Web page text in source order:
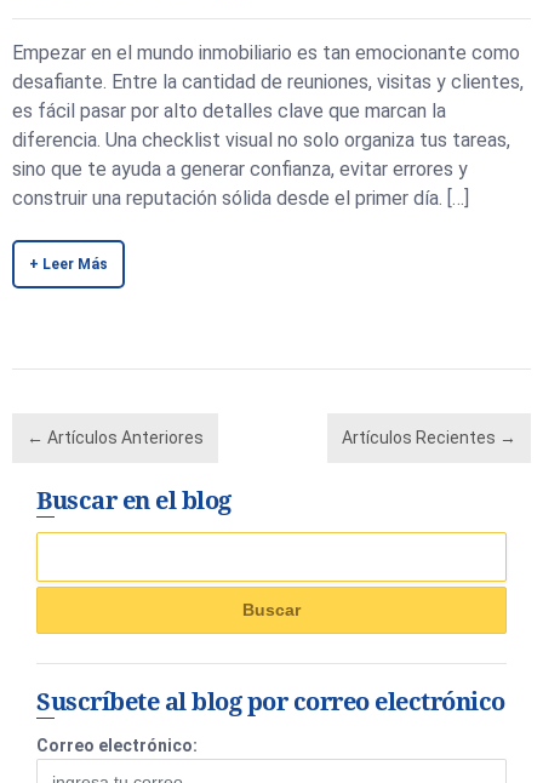
Empezar en el mundo inmobiliario es tan emocionante como
desafiante. Entre la cantidad de reuniones, visitas y clientes,
es fácil pasar por alto detalles clave que marcan la
diferencia. Una checklist visual no solo organiza tus tareas,
sino que te ayuda a generar confianza, evitar errores y
construir una reputación sólida desde el primer día. […]
+ Leer Más
← Artículos Anteriores Artículos Recientes →
Buscar en el blog
Suscríbete al blog por correo electrónico
Correo electrónico: